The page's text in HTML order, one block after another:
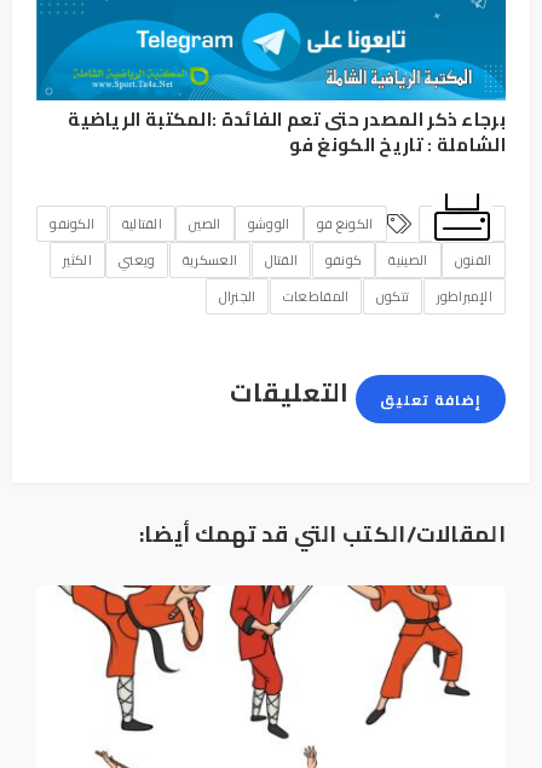
برجاء ذكر المصدر حتى تعم الفائدة :المكتبة الرياضية
الشاملة :تاريخ الكونغ فو
الكونغ فو الووشو الصين القتالية
الكونفو
الفنون
الصينية كونفو القتال العسكرية ويعني
الكثير
الإمبراطور
تتكون المقاطعات الجنرال
التعليقات إضافة تعليق
المقالات/الكتب التي قد تهمك أيضا: